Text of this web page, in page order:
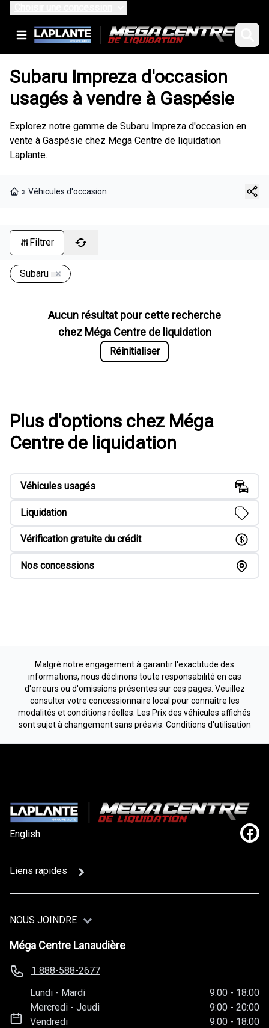
Subaru Impreza d'occasion
usagés à vendre à Gaspésie
Explorez notre gamme de Subaru Impreza d'occasion en
vente à Gaspésie chez Mega Centre de liquidation
Laplante.
» Véhicules d'occasion
Filtrer
Subaru
Aucun résultat pour cette recherche
chez Méga Centre de liquidation
Réinitialiser
Plus d'options chez Méga
Centre de liquidation
Véhicules usagés
Liquidation
Vérification gratuite du crédit
Nos concessions
Malgré notre engagement à garantir l'exactitude des
informations, nous déclinons toute responsabilité en cas
d'erreurs ou d'omissions présentes sur ces pages. Veuillez
consulter votre concessionnaire local pour connaître les
modalités et conditions réelles. Les Prix des véhicules affichés
sont sujet à changement sans préavis. Conditions d'utilisation
English
Liens rapides
NOUS JOINDRE
Méga Centre Lanaudière
1 888-588-2677
Lundi - Mardi 9:00 - 18:00
Mercredi -Jeudi 9:00 - 20:00
Vendredi
9:00 - 18:00